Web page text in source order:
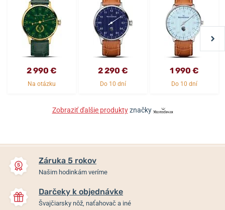
2 990 €
Na otázku
2 290 €
Do 10 dní
1 990 €
Do 10 dní
Zobraziť ďalšie produktyznačky
Záruka 5 rokov
Našim hodinkám veríme
Darčeky k objednávke
Švajčiarsky nôž, naťahovač a iné